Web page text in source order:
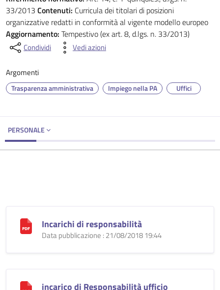
33/2013 Contenuti: Curricula dei titolari di posizioni
organizzative redatti in conformità al vigente modello europeo
Aggiornamento: Tempestivo (ex art. 8, d.lgs. n. 33/2013)
Condividi Vedi azioni
Argomenti
Trasparenza amministrativa Impiego nella PA Uffici
PERSONALE
Incarichi di responsabilità
Data pubblicazione : 21/08/2018 19:44
incarico di Responsabilità ufficio